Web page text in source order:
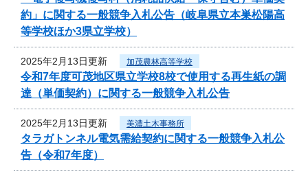
約」に関する一般競争入札公告（岐阜県立本巣松陽高
等学校ほか3県立学校）
2025年2月13日更新 加茂農林高等学校
令和7年度可茂地区県立学校8校で使用する再生紙の調
達（単価契約）に関する一般競争入札公告
2025年2月13日更新 美濃土木事務所
タラガトンネル電気需給契約に関する一般競争入札公
告（令和7年度）